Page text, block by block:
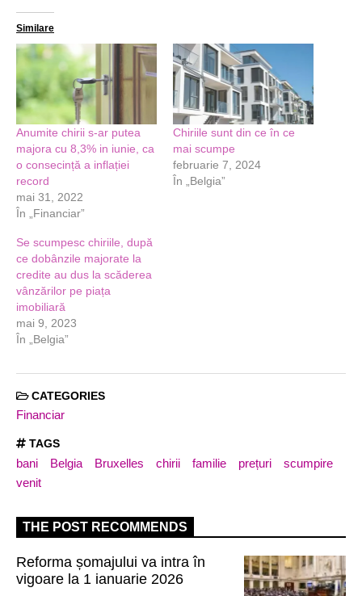
Similare
Anumite chirii s-ar putea
majora cu 8,3% in iunie, ca
o consecință a inflației
record
mai 31, 2022
În „Financiar”
Chiriile sunt din ce în ce
mai scumpe
februarie 7, 2024
În „Belgia”
Se scumpesc chiriile, după
ce dobânzile majorate la
credite au dus la scăderea
vânzărilor pe piața
imobiliară
mai 9, 2023
În „Belgia”
CATEGORIES
Financiar
TAGS
bani Belgia Bruxelles chirii familie prețuri
scumpire
venit
THE POST RECOMMENDS
Reforma șomajului va intra în
vigoare la 1 ianuarie 2026